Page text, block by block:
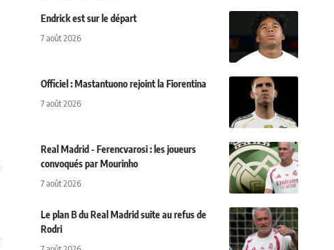
Endrick est sur le départ
7 août 2026
Officiel : Mastantuono rejoint la Fiorentina
7 août 2026
Real Madrid - Ferencvarosi : les joueurs
convoqués par Mourinho
7 août 2026
Le plan B du Real Madrid suite au refus de
Rodri